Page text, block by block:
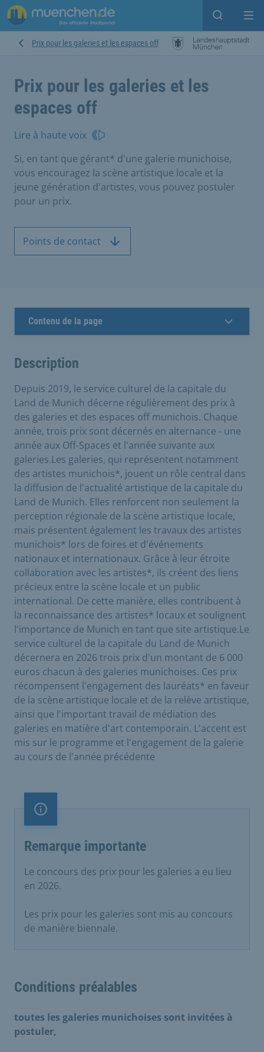
Open
Prix pour les galeries et les espaces off
Prix pour les galeries et les
espaces off
Lire à haute voix
Si, en tant que gérant* d'une galerie munichoise,
vous encouragez la scène artistique locale et la
jeune génération d'artistes, vous pouvez postuler
pour un prix.
Points de contact
Contenu de la page
Description
Depuis 2019, le service culturel de la capitale du
Land de Munich décerne régulièrement des prix à
des galeries et des espaces off munichois. Chaque
année, trois prix sont décernés en alternance - une
année aux Off-Spaces et l'année suivante aux
galeries.Les galeries, qui représentent notamment
des artistes munichois*, jouent un rôle central dans
la diffusion de l'actualité artistique de la capitale du
Land de Munich. Elles renforcent non seulement la
perception régionale de la scène artistique locale,
mais présentent également les travaux des artistes
munichois* lors de foires et d'événements
nationaux et internationaux. Grâce à leur étroite
collaboration avec les artistes*, ils créent des liens
précieux entre la scène locale et un public
international. De cette manière, elles contribuent à
la reconnaissance des artistes* locaux et soulignent
l'importance de Munich en tant que site artistique.Le
service culturel de la capitale du Land de Munich
décernera en 2026 trois prix d'un montant de 6 000
euros chacun à des galeries munichoises. Ces prix
récompensent l'engagement des lauréats* en faveur
de la scène artistique locale et de la relève artistique,
ainsi que l'important travail de médiation des
galeries en matière d'art contemporain. L'accent est
mis sur le programme et l'engagement de la galerie
au cours de l'année précédente
Remarque importante
Remarque importante
Le concours des prix pour les galeries a eu lieu
en 2026.
Les prix pour les galeries sont mis au concours
de manière biennale.
Conditions préalables
toutes les galeries munichoises sont invitées à
postuler,